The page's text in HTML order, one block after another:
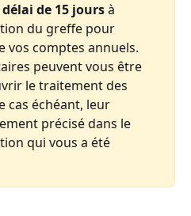
délai de 15 jours à
du greffe pour
vos comptes annuels.
peuvent vous être
le traitement des
cas échéant, leur
précisé dans le
qui vous a été